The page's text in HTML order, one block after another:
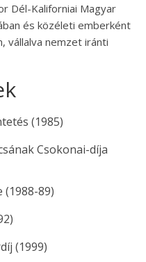
Dél-Kaliforniai Magyar
és közéleti emberként
vállalva nemzet iránti
(1985)
Csokonai-díja
(1988-89)
(1999)